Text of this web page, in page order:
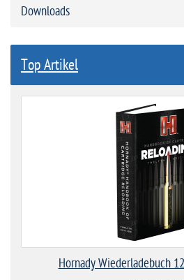
Downloads
Top Artikel
Hornady Wiederladebuch